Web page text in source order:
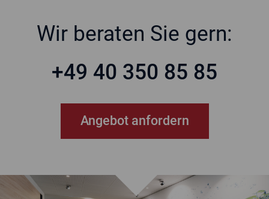
Wir beraten Sie gern:
+49 40 350 85 85
Angebot anfordern